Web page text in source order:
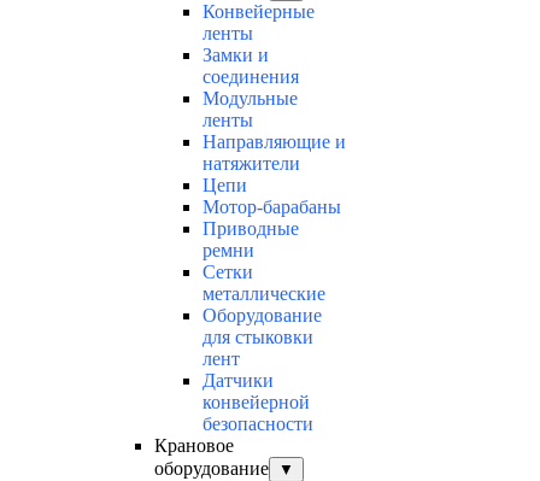
Конвейерные
ленты
Замки и
соединения
Модульные
ленты
Направляющие и
натяжители
Цепи
Мотор-барабаны
Приводные
ремни
Сетки
металлические
Оборудование
для стыковки
лент
Датчики
конвейерной
безопасности
Крановое
оборудование
▼